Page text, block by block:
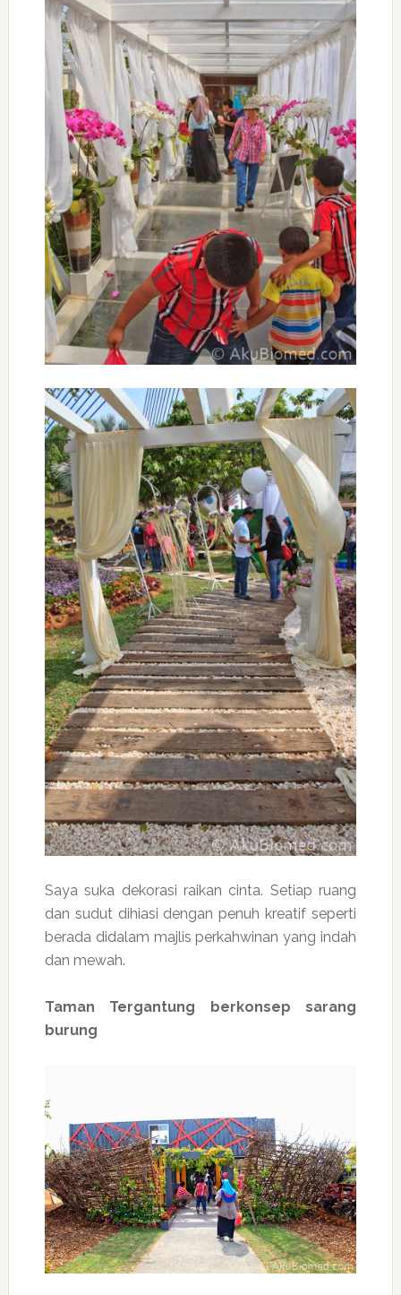
Saya suka dekorasi raikan cinta. Setiap ruang
dan sudut dihiasi dengan penuh kreatif seperti
berada didalam majlis perkahwinan yang indah
dan mewah.
Taman Tergantung berkonsep sarang
burung